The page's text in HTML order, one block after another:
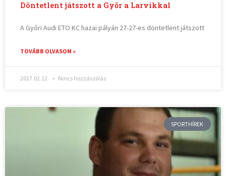
Döntetlent játszott a Győr a Larvikkal
A Győri Audi ETO KC hazai pályán 27-27-es döntetlent játszott
TOVÁBB OLVASOM »
2017.02.12. Nincs hozzászólás
SPORTHÍREK